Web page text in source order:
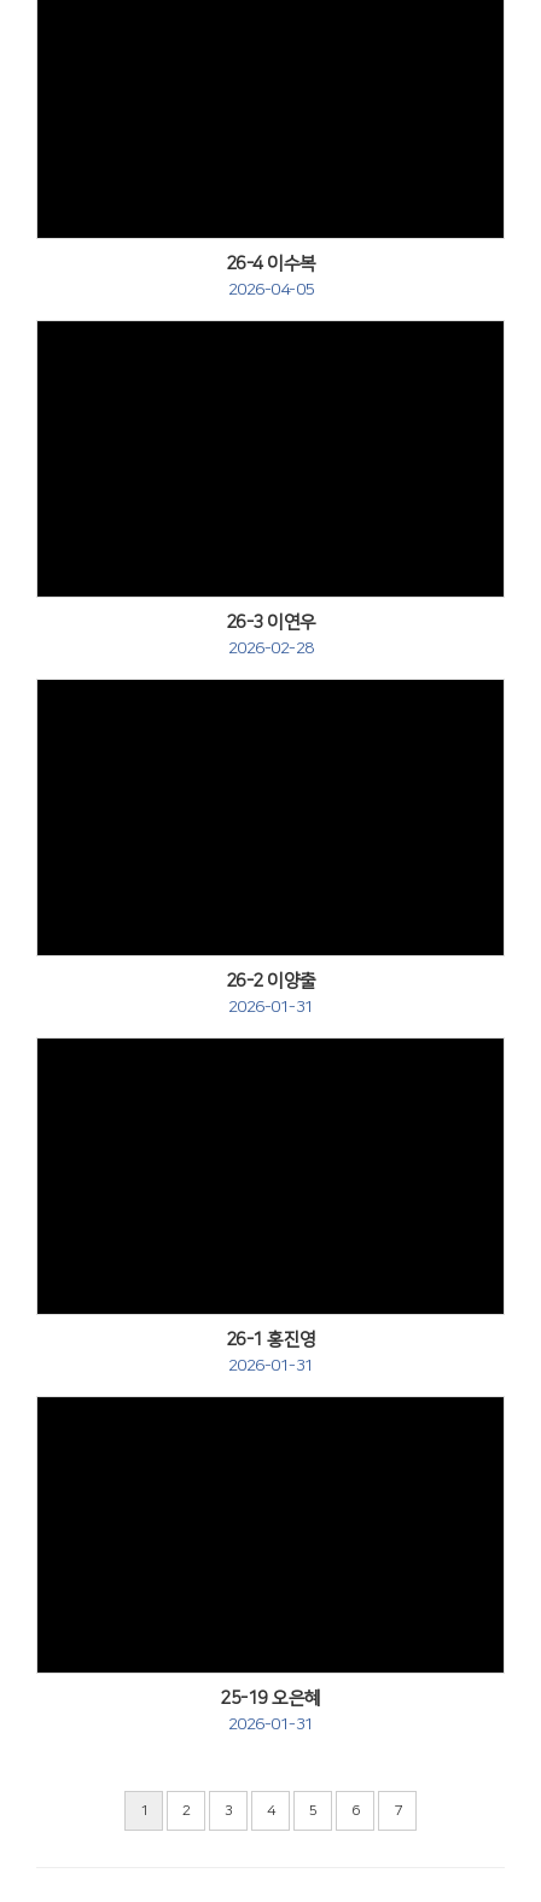
26-4 이수복
2026-04-05
26-3 이연우
2026-02-28
26-2 이양출
2026-01-31
26-1 홍진영
2026-01-31
25-19 오은혜
2026-01-31
1 2 3 4 5 6 7